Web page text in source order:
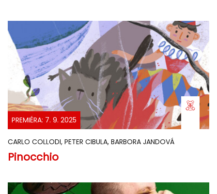
PREMIÉRA: 7. 9. 2025
CARLO COLLODI, PETER CIBULA, BARBORA JANDOVÁ
Pinocchio